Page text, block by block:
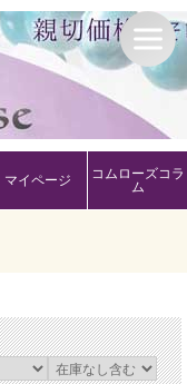
マイページ
コムローズコラ
ム